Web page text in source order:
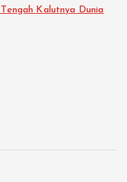
Kalutnya Dunia